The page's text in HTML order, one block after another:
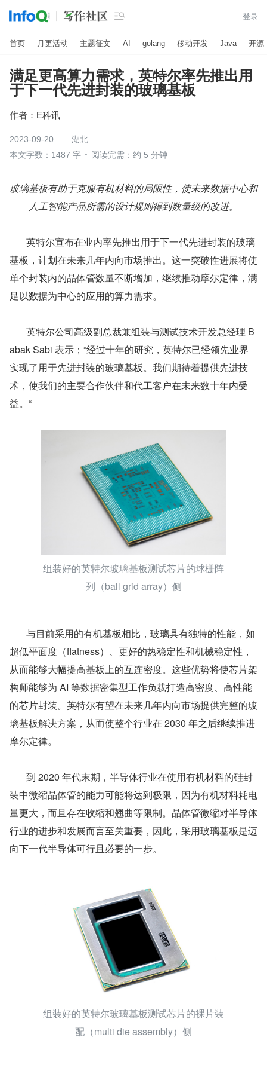
 登录
首页 月更活动 主题征文 AI golang 移动开发 Java 开源
满足更高算力需求，英特尔率先推出用
于下一代先进封装的玻璃基板
作者： E科讯
2023-09-20
湖北
本文字数：1487 字
阅读完需：约 5 分钟
玻璃基板有助于克服有机材料的局限性，使未来数据中心和
人工智能产品所需的设计规则得到数量级的改进。
基板，计划在未来几年内向市场推出。这一突破性进展将使
单个封装内的晶体管数量不断增加，继续推动摩尔定律，满
足以数据为中心的应用的算力需求。
abak Sabi 表示；“经过十年的研究，英特尔已经领先业界
实现了用于先进封装的玻璃基板。我们期待着提供先进技
术，使我们的主要合作伙伴和代工客户在未来数十年内受
益。“
组装好的英特尔玻璃基板测试芯片的球栅阵
列（ball grid array）侧
超低平面度（flatness）、更好的热稳定性和机械稳定性，
从而能够大幅提高基板上的互连密度。这些优势将使芯片架
构师能够为 AI 等数据密集型工作负载打造高密度、高性能
的芯片封装。英特尔有望在未来几年内向市场提供完整的玻
璃基板解决方案，从而使整个行业在 2030 年之后继续推进
摩尔定律。
装中微缩晶体管的能力可能将达到极限，因为有机材料耗电
量更大，而且存在收缩和翘曲等限制。晶体管微缩对半导体
行业的进步和发展而言至关重要，因此，采用玻璃基板是迈
向下一代半导体可行且必要的一步。
组装好的英特尔玻璃基板测试芯片的裸片装
配（multi die assembly）侧